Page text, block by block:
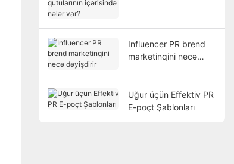
Influencer PR brend
marketinqini necə
Uğur üçün Effektiv PR
E-poçt Şablonları